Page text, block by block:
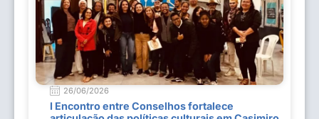
26/06/2026
I Encontro entre Conselhos fortalece